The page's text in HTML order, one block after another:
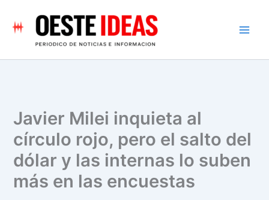
contenido
Javier Milei inquieta al
círculo rojo, pero el salto del
dólar y las internas lo suben
más en las encuestas